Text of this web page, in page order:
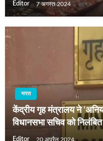
Editor 7 अगस्त 2024
भारत
केंद्रीय गृह मंत्रालय ने
विधानसभा सचिव को निलंबित
Editor 20 अप्रैल 2024